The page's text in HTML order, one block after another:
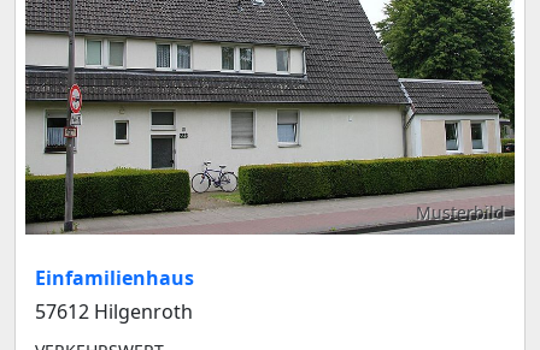
Musterbild
Einfamilienhaus
57612 Hilgenroth